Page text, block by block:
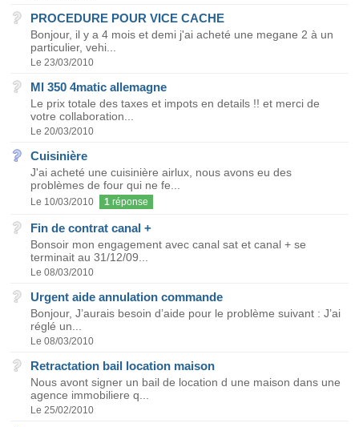
PROCEDURE POUR VICE CACHE
Bonjour, il y a 4 mois et demi j'ai acheté une megane 2 à un
particulier, vehi...
Le 23/03/2010
Ml 350 4matic allemagne
Le prix totale des taxes et impots en details !! et merci de
votre collaboration...
Le 20/03/2010
Cuisinière
J'ai acheté une cuisinière airlux, nous avons eu des
problèmes de four qui ne fe...
Le 10/03/2010 1 réponse
Fin de contrat canal +
Bonsoir mon engagement avec canal sat et canal + se
terminait au 31/12/09...
Le 08/03/2010
Urgent aide annulation commande
Bonjour, J’aurais besoin d’aide pour le problème suivant : J’ai
réglé un...
Le 08/03/2010
Retractation bail location maison
Nous avont signer un bail de location d une maison dans une
agence immobiliere q...
Le 25/02/2010